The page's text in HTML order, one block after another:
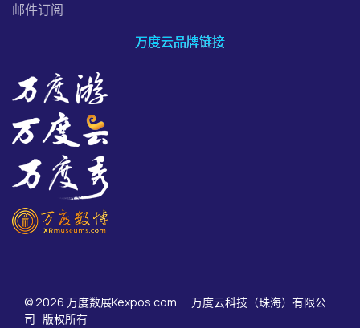
邮件订阅
万度云品牌链接
© 2026 万度数展Kexpos.com 万度云科技（珠海）有限公
司 版权所有